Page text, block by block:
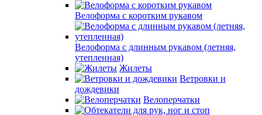
Велоформа с коротким рукавом
Велоформа с длинным рукавом (летняя,
утепленная)
Жилеты
Ветровки и
дождевики
Велоперчатки